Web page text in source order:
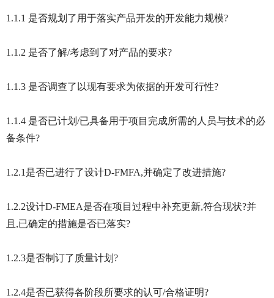
1.1.1 是否规划了用于落实产品开发的开发能力规模?
1.1.2 是否了解/考虑到了对产品的要求?
1.1.3 是否调查了以现有要求为依据的开发可行性?
1.1.4 是否已计划/已具备用于项目完成所需的人员与技术的必
备条件?
1.2.1是否已进行了设计D-FMFA,并确定了改进措施?
1.2.2设计D-FMEA是否在项目过程中补充更新,符合现状?并
且,已确定的措施是否已落实?
1.2.3是否制订了质量计划?
1.2.4是否已获得各阶段所要求的认可/合格证明?